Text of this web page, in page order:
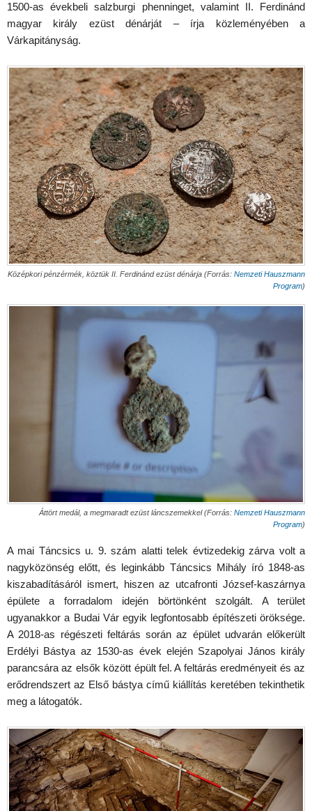
1500-as évekbeli salzburgi phenninget, valamint II. Ferdinánd
magyar király ezüst dénárját – írja közleményében a
Várkapitányság.
Középkori pénzérmék, köztük II. Ferdinánd ezüst dénárja (Forrás: Nemzeti Hauszmann
Program)
Áttört medál, a megmaradt ezüst láncszemekkel (Forrás: Nemzeti Hauszmann
Program)
A mai Táncsics u. 9. szám alatti telek évtizedekig zárva volt a
nagyközönség előtt, és leginkább Táncsics Mihály író 1848-as
kiszabadításáról ismert, hiszen az utcafronti József-kaszárnya
épülete a forradalom idején börtönként szolgált. A terület
ugyanakkor a Budai Vár egyik legfontosabb építészeti öröksége.
A 2018-as régészeti feltárás során az épület udvarán előkerült
Erdélyi Bástya az 1530-as évek elején Szapolyai János király
parancsára az elsők között épült fel. A feltárás eredményeit és az
erődrendszert az Első bástya című kiállítás keretében tekinthetik
meg a látogatók.